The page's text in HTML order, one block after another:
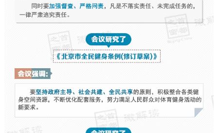
参与调查
北京概况 十六区概览
绿色北京 图说北京 视频北京
多语种